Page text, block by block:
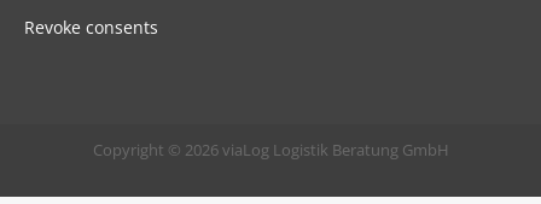
Revoke consents
Copyright © 2026 viaLog Logistik Beratung GmbH